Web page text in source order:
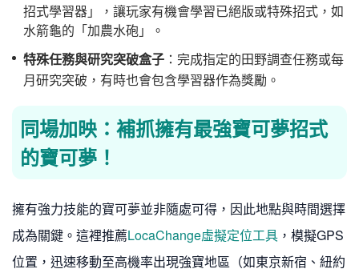
招式學習器」，讓玩家有機會學習已絕版或特殊招式，如
水箭龜的「加農水砲」。
特殊任務與研究突破盒子 ：完成指定的田野調查任務或每
月研究突破，有時也會包含學習器作為獎勵。
同場加映：補抓擁有最強寶可夢招式
的寶可夢！
擁有強力技能的寶可夢並非隨處可得，因此地點與時間選擇
成為關鍵。這裡推薦LocaChange虛擬定位工具 ，模擬GPS
位置，迅速移動至高機率出現強寶地區（如東京新宿、紐約